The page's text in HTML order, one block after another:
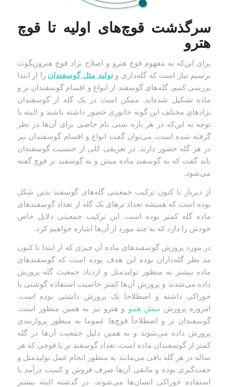
سرگذشت قوچ‌های اولیه تا قوچ
هترو
برای این‌که به مفهوم قوچ هترو و اصلاح نژاد قوچ هتروزیگوت
برسیم نیاز است که گله‌داری وتولید مثل گوسفندان را از ابتدا
بررسی کنیم. گله‌های گوسفند از انواع و اقسام گوسفندان نر و
ماده تشکیل شده‌اند. ممکن است در یک گله از گوسفندان
نژادهای مختلف این گونه جانوری حضور داشته باشند و البته با
توجه به این‌که در هر بازه سنی نام خاصی برای آن‌ها در نظر
گرفته شده است، می‌توان گفت انواع و اقسام گوسفندان نیز
در هر گله حضور دارند. در تعریفی کلی از جنسیت گوسفندان
باید گفت که به گوسفند ماده میش و به گوسفند نر قوچ گفته
می‌شود.
از دیرباز تا کنون ترکیب جمعیتی گله‌های گوسفند بدین شکل
بوده است که همیشه تعداد نرهای یک گله از تعداد گوسفندهای
ماده گله کمتر بوده است. این ترکیب جمعیتی دلایل خاص
خودش را دارد که به چند مورد از آن‌ها اشاره خواهیم کرد.
در مورد پرورش گوسفندهای ماده آن چیزی که از ابتدا تا کنون
مد نظر گله‌داران بوده این هدف بوده است که گوسفندهای
ماده بیشتر به منظور تولیدمثل و ازدیاد جمعیت گله پرورش
داده می‌شدند و پرورش آن‌ها کمتر خاصیت استفاده گوشتی یا
خوراکی داشته و اصطلاحا یک پرورش داشتی بوده است.
امروزه پرورش میش همو و هترو نیز به همین منظور است.
گوسفندان نر و اصطلاحاً قوچ‌ها عموما به منظور پرواربندی
پرورش داده می‌شوند و به همین دلیل جمعیت آن‌ها در گله
کمتر از گوسفندان ماده است. تعداد گوسفند نر یا قوچی که هر
ساله در هر گله باقی می‌مانند به منظور انجام عمل تولیدمثل و
جفت‌گیری بوده و مابقی آن‌ها صرف فروش و کسب درآمد یا
استفاده خوراکی انسان‌ها می‌شوند. در گذشته البته بیشتر